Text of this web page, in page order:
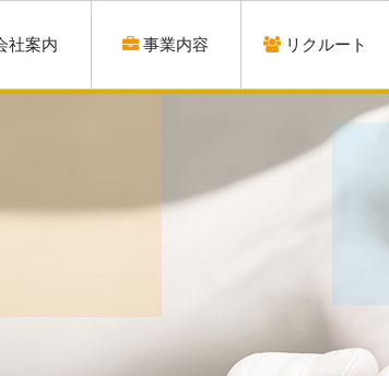
社案内 事業内容 リクルート